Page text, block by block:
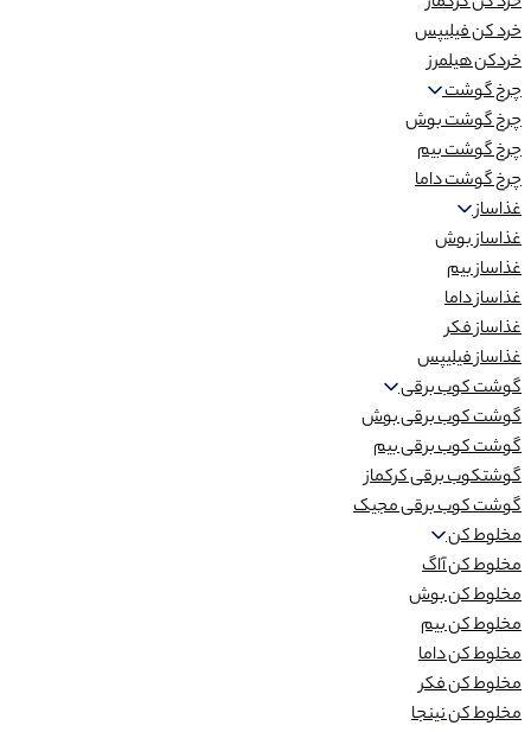
خرد کن فیلیپس
خردکن هیلمرز
چرخ گوشت
چرخ گوشت بوش
چرخ گوشت بیم
چرخ گوشت داما
غذاساز
غذاساز بوش
غذاساز بیم
غذاساز داما
غذاساز فکر
غذاساز فیلیپس
گوشت کوب برقی
گوشت کوب برقی بوش
گوشت کوب برقی بیم
گوشتکوب برقی کرکماز
گوشت کوب برقی مجیک
مخلوط کن
مخلوط کن آاگ
مخلوط کن بوش
مخلوط کن بیم
مخلوط کن داما
مخلوط کن فکر
مخلوط کن نینجا